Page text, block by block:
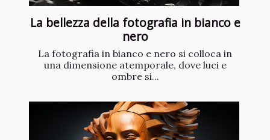
La bellezza della fotografia in bianco e
nero
La fotografia in bianco e nero si colloca in
una dimensione atemporale, dove luci e
ombre si...